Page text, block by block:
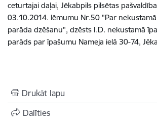
ceturtajai daļai, Jēkabpils pilsētas
03.10.2014. lēmumu Nr.50 "Par
parāda dzēšanu", dzēsts I.D. nekustamā
parāds par īpašumu Nameja ielā 30-74,
Drukāt lapu
Dalīties